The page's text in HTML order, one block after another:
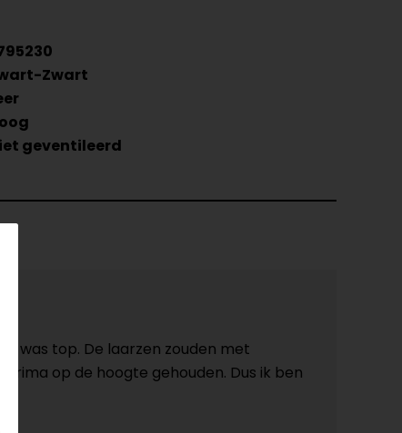
Zwart
geventileerd
was top. De laarzen zouden met
op de hoogte gehouden. Dus ik ben